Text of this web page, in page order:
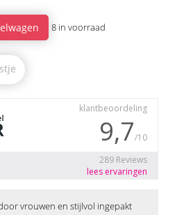
8 in voorraad
vrouwen en stijlvol ingepakt